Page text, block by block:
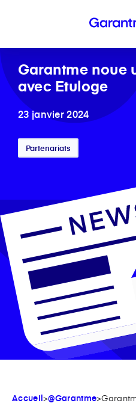
Garantme noue
avec Etuloge
23 janvier 2024
Partenariats
Accueil>@Garantme>